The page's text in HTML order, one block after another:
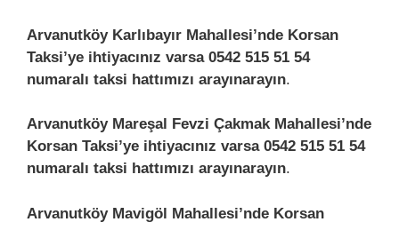
Arvanutköy Karlıbayır Mahallesi’nde Korsan
Taksi’ye ihtiyacınız varsa 0542 515 51 54
numaralı taksi hattımızı arayınarayın.
Arvanutköy Mareşal Fevzi Çakmak Mahallesi’nde
Korsan Taksi’ye ihtiyacınız varsa 0542 515 51 54
numaralı taksi hattımızı arayınarayın.
Arvanutköy Mavigöl Mahallesi’nde Korsan